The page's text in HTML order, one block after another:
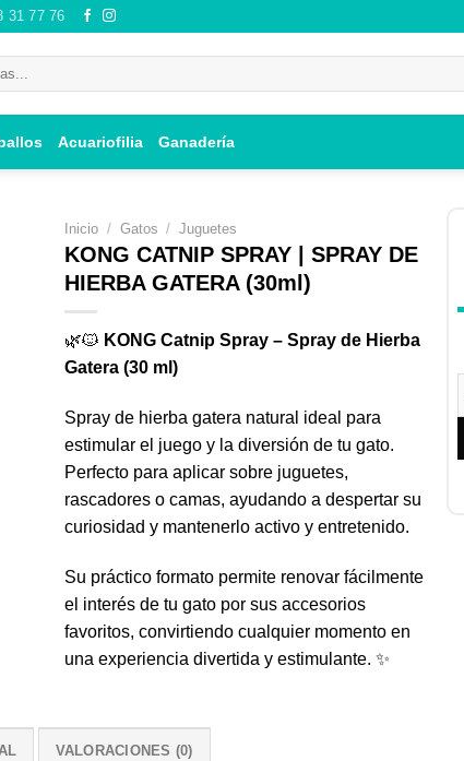
31 77 76
Acuariofilia Ganadería
Inicio / Gatos / Juguetes
KONG CATNIP SPRAY | SPRAY DE
HIERBA GATERA (30ml)
🌿🐱 KONG Catnip Spray – Spray de Hierba
Gatera (30 ml)
Spray de hierba gatera natural ideal para
estimular el juego y la diversión de tu gato.
Perfecto para aplicar sobre juguetes,
rascadores o camas, ayudando a despertar su
curiosidad y mantenerlo activo y entretenido.
Su práctico formato permite renovar fácilmente
el interés de tu gato por sus accesorios
favoritos, convirtiendo cualquier momento en
una experiencia divertida y estimulante. ✨
VALORACIONES (0)